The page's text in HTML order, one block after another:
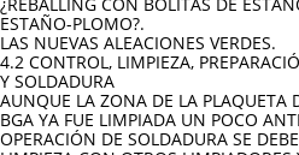
ESTAÑO-PLOMO?.
LAS NUEVAS ALEACIONES VERDES.
4.2 CONTROL, LIMPIEZA,
Y SOLDADURA
AUNQUE LA ZONA DE LA PLAQUETA
BGA YA FUE LIMPIADA UN POCO
OPERACIÓN DE SOLDADURA SE